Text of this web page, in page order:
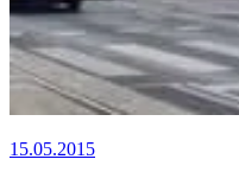
15.05.2015